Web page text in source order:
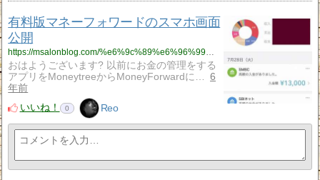
有料版マネーフォワードのスマホ画面
公開
https://msalonblog.com/%e6%9c%89%e6%96%99%e7%89%88%e3%83%9e%e3%83%8d%e3%83%bc%e3%83%95%e3%82%a9%e3%83%af%e3%83%bc%e3%83%89%e3%81%ae%e3%82%b9%e3%83%9e%e3%83%9b%e7%94%bb%e9%9d%a2%e5%85%ac%e9%96%8b/838/
おはようございます? 以前にお金の管理をする
アプリをMoneytreeからMoneyForwardに…
6
年前
いいね！
0 Reo